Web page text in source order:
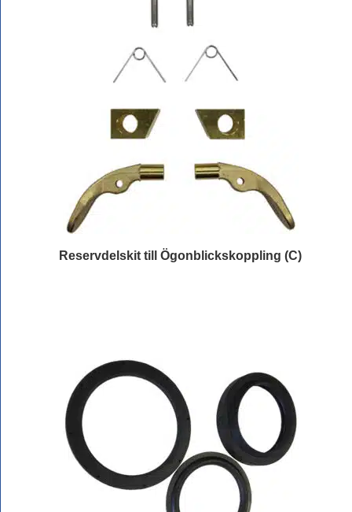
Reservdelskit till Ögonblickskoppling (C)